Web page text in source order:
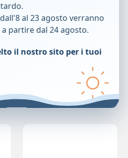
DEODORANTE 7 GIORNI
CREMA 30ML
15,50€
15,50
al 23 agosto verranno
partire dal 24 agosto.
il nostro sito per i tuoi